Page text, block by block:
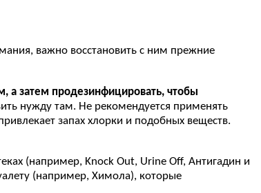
важно восстановить с ним прежние
а затем продезинфицировать, чтобы
нужду там. Не рекомендуется применять
запах хлорки и подобных веществ.
(например, Knock Out, Urine Off, Антигадин и
(например, Химола), которые